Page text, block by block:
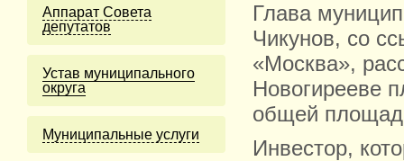
Аппарат Совета
депутатов
Устав муниципального
округа
Муниципальные услуги
Глава
Чикунов, со
«Москва»,
Новогирееве
общей
Инвестор,